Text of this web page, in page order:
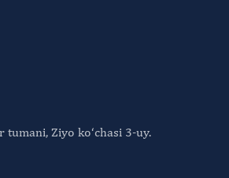
tumani, Ziyo ko‘chasi 3-uy.